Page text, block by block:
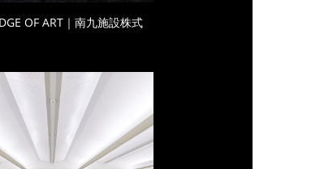
OF ART｜南九施設株式